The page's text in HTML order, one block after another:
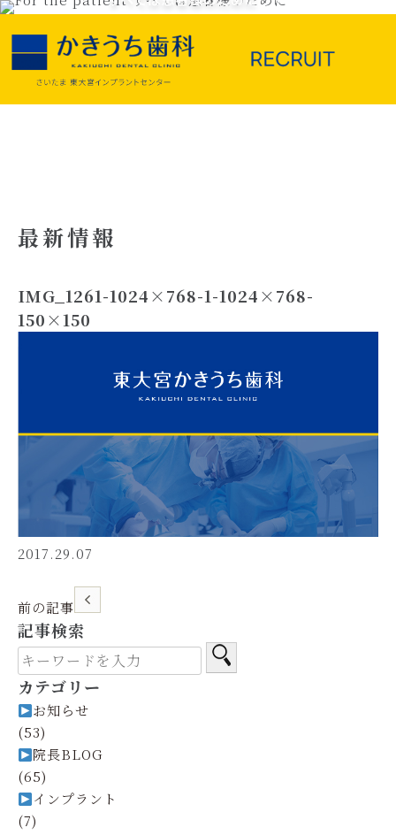
最新情報
IMG_1261-1024×768-1-1024×768-
150×150
2017.29.07
前の記事
記事検索
カテゴリー
お知らせ
(53)
院長BLOG
(65)
インプラント
(7)